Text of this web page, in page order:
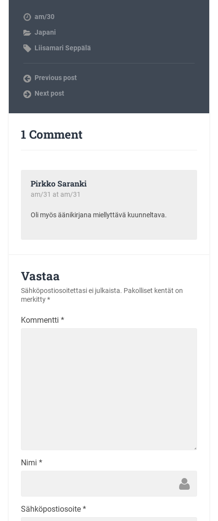
am/30
Japani
Liisamari Seppälä
Previous post
Next post
1 Comment
Pirkko Saranki
am/31 at am/31
Oli myös äänikirjana miellyttävä kuunneltava.
Vastaa
Sähköpostiosoitettasi ei julkaista. Pakolliset kentät on
merkitty*
Kommentti *
Nimi *
Sähköpostiosoite *